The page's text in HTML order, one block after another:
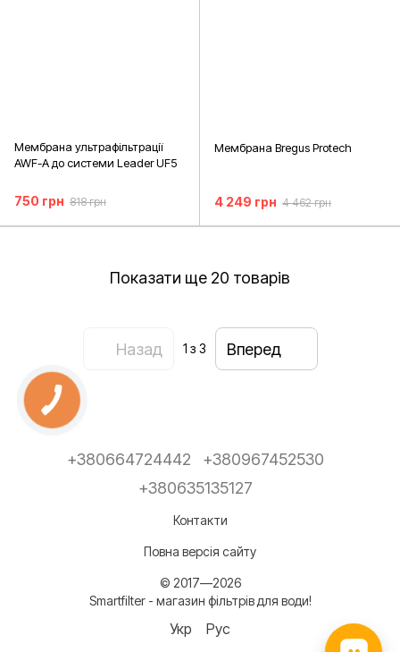
Мембрана ультрафільтрації
AWF-A до системи Leader UF5
750 грн 818 грн
Мембрана Bregus Protech
4 249 грн 4 462 грн
Показати ще 20 товарів
Назад 1 з 3 Вперед
+380664724442
+380967452530
+380635135127
Контакти
Повна версія сайту
© 2017—2026
Smartfilter - магазин фільтрів для води!
Укр Рус